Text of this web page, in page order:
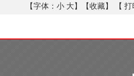
【字体： 小 大 】【收藏】 【 打